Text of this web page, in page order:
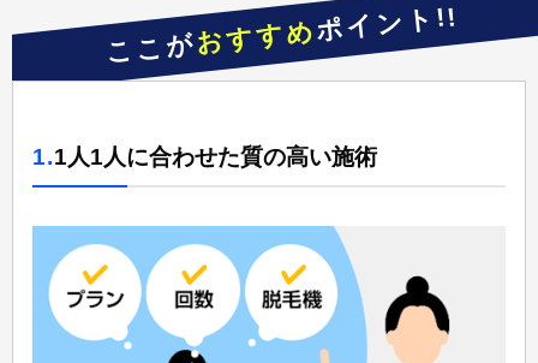
ここがおすすめポイント!!
1.1人1人に合わせた質の高い施術